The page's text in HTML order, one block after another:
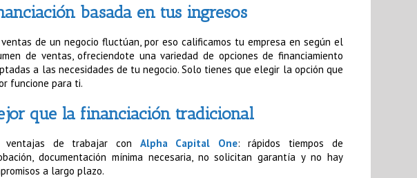
basada en tus ingresos
ventas de un negocio fluctúan, por eso calificamos tu empresa en según el
de ventas, ofreciendote una variedad de opciones de financiamiento
a las necesidades de tu negocio. Solo tienes que elegir la opción que
funcione para ti.
que la financiación tradicional
ventajas de trabajar con Alpha Capital One: rápidos tiempos de
documentación mínima necesaria, no solicitan garantía y no hay
a largo plazo.